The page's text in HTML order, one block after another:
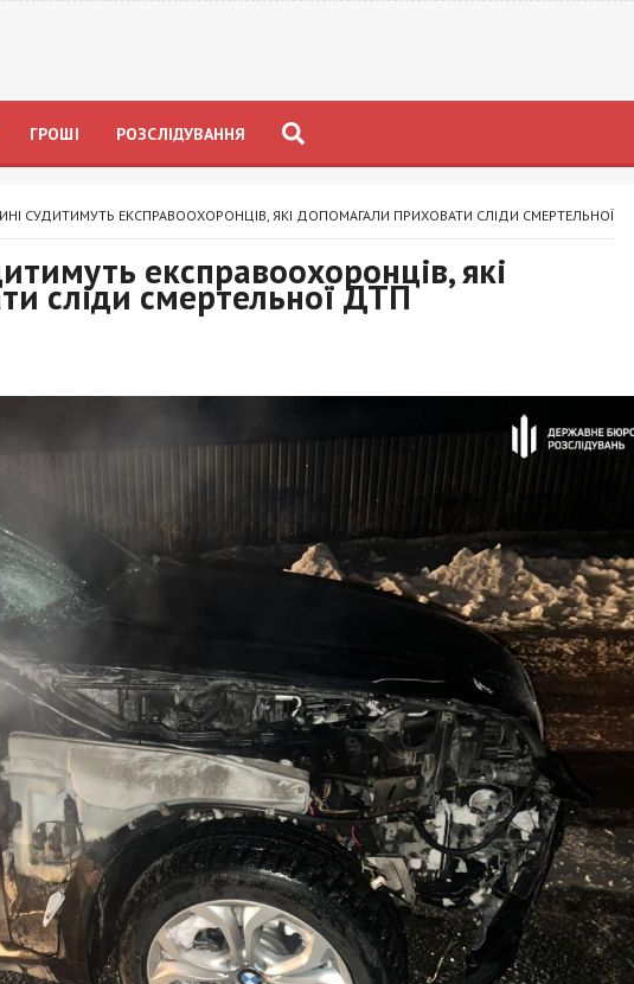
ГРОШІ РОЗСЛІДУВАННЯ
СУДИТИМУТЬ ЕКСПРАВООХОРОНЦІВ, ЯКІ ДОПОМАГАЛИ ПРИХОВАТИ СЛІДИ СМЕРТЕЛЬНОЇ
експравоохоронців, які
сліди смертельної ДТП